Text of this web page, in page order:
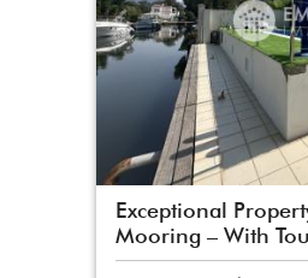
Exceptional
Mooring – With